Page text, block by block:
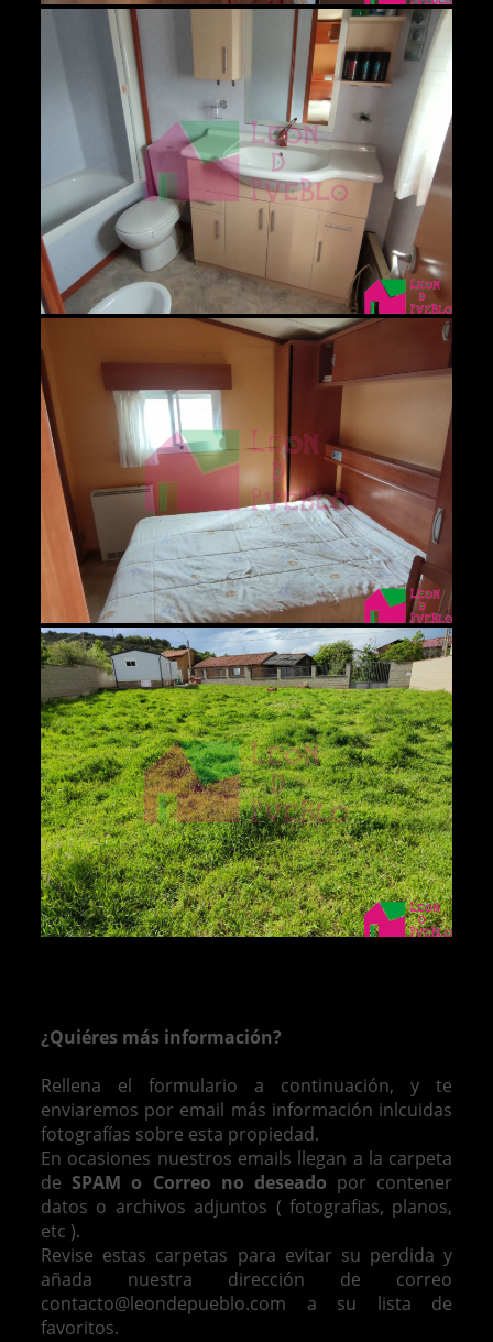
¿Quiéres más información?
Rellena el formulario a continuación, y te
enviaremos por email más información inlcuidas
fotografías sobre esta propiedad.
En ocasiones nuestros emails llegan a la carpeta
de SPAM o Correo no deseado por contener
datos o archivos adjuntos ( fotografias, planos,
etc ).
Revise estas carpetas para evitar su perdida y
añada nuestra dirección de correo
contacto@leondepueblo.com a su lista de
favoritos.